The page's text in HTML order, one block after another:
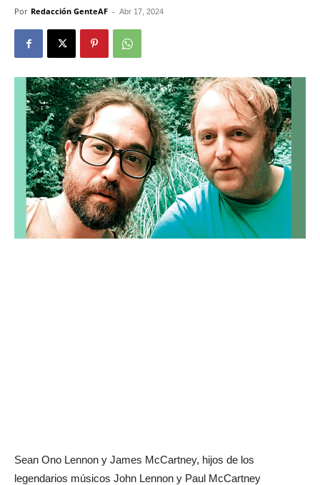
Por Redacción GenteAF - Abr 17, 2024
Sean Ono Lennon y James McCartney, hijos de los
legendarios músicos John Lennon y Paul McCartney